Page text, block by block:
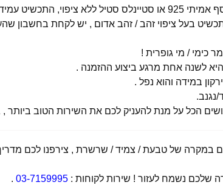
ארוך ביותר מעל שנה !
בעל ציפוי זהב / זהב אדום , יש לקחת בחשבון
כימי / מי גופרית !
לשנה אחת מרגע ביצוע ההזמנה .
במידה והוא נפל .
נגנב.
הכל על מנת להעניק לכם את השירות הטוב
במקרה של טבעת / צמיד / שרשרת , צירפנו לכם
שלכם נשמח לעזור ! שירות לקוחות : 03-7159995
.